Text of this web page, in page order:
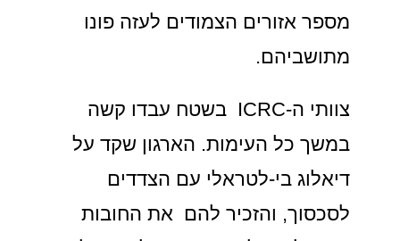
מספר אזורים הצמודים לעזה פונו
מתושביהם.
צוותי ה-ICRC בשטח עבדו קשה
במשך כל העימות. הארגון שקד על
דיאלוג בי-לטראלי עם הצדדים
לסכסוך, והזכיר להם את החובות